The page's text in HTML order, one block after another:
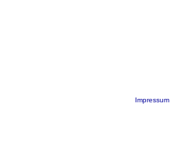
Impressum